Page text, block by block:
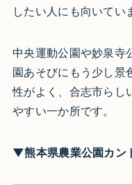
したい人にも向いてい
中央運動公園や妙泉寺
園あそびにもう少し景
性がよく、合志市らし
やすい一か所です。
▼熊本県農業公園カン